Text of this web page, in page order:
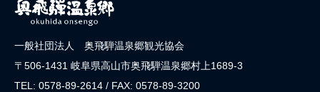
一般社団法人 奥飛騨温泉郷観光協会
〒506-1431 岐阜県高山市奥飛騨温泉郷村上1689-3
TEL: 0578-89-2614 / FAX: 0578-89-3200